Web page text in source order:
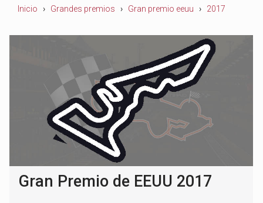
Inicio Grandes premios Gran premio eeuu 2017
Gran Premio de EEUU 2017